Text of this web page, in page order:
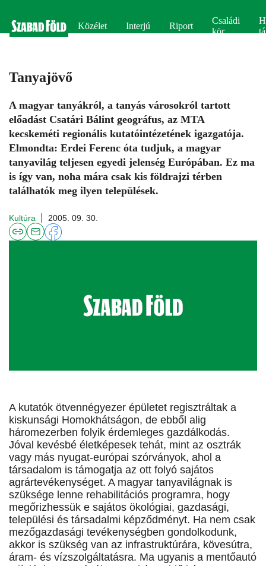
Közélet Interjú Riport
Családi
kör
Tanyajövő
A magyar tanyákról, a tanyás városokról tartott
előadást Csatári Bálint geográfus, az MTA
kecskeméti regionális kutatóintézetének igazgatója.
Elmondta: Erdei Ferenc óta tudjuk, a magyar
tanyavilág teljesen egyedi jelenség Európában. Ez ma
is így van, noha mára csak kis földrajzi térben
találhatók meg ilyen települések.
Kultúra 2005. 09. 30.
A kutatók ötvennégyezer épületet regisztráltak a
kiskunsági Homokhátságon, de ebből alig
háromezerben folyik érdemleges gazdálkodás.
Jóval kevésbé életképesek tehát, mint az osztrák
vagy más nyugat-európai szórványok, ahol a
társadalom is támogatja az ott folyó sajátos
agrártevékenységet. A magyar tanyavilágnak is
szüksége lenne rehabilitációs programra, hogy
megőrizhessük e sajátos ökológiai, gazdasági,
települési és társadalmi képződményt. Ha nem csak
mezőgazdasági tevékenységben gondolkodunk,
akkor is szükség van az infrastruktúrára, kövesútra,
áram- és vízszolgáltatásra. Ma ugyanis a mentőautó